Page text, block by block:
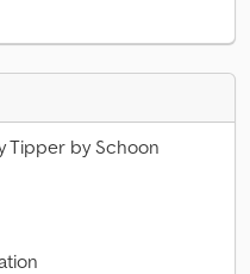
Tipper by Schoon